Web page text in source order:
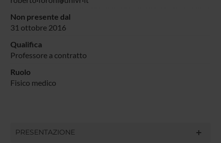
Non presente dal
31 ottobre 2016
Qualifica
Professore a contratto
Ruolo
Fisico medico
PRESENTAZIONE